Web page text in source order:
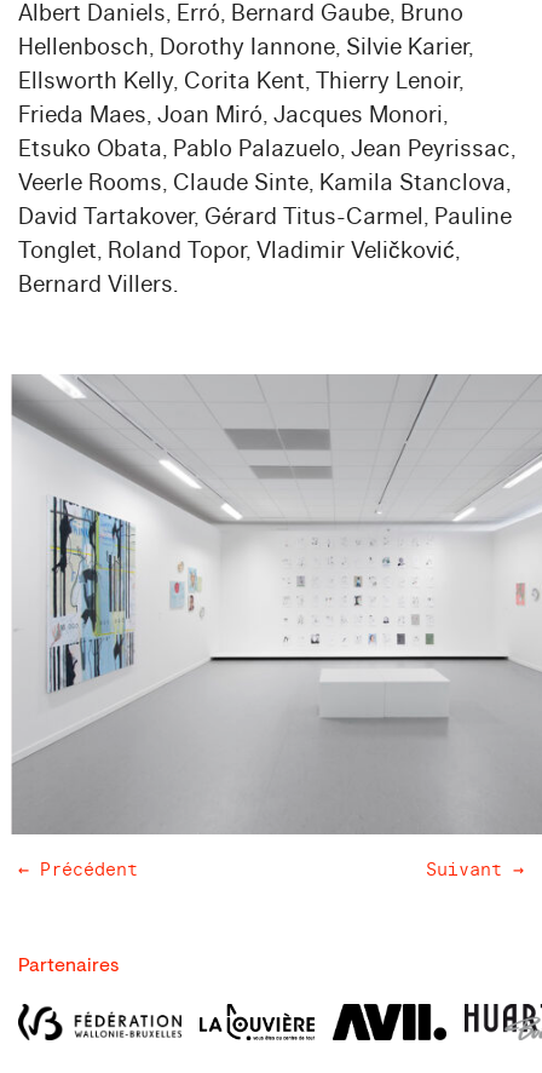
Albert Daniels, Erró, Bernard Gaube, Bruno
Hellenbosch, Dorothy Iannone, Silvie Karier,
Ellsworth Kelly, Corita Kent, Thierry Lenoir,
Frieda Maes, Joan Miró, Jacques Monori,
Etsuko Obata, Pablo Palazuelo, Jean Peyrissac,
Veerle Rooms, Claude Sinte, Kamila Stanclova,
David Tartakover, Gérard Titus-Carmel, Pauline
Tonglet, Roland Topor, Vladimir Veličković,
Bernard Villers.
← Précédent Suivant →
Partenaires